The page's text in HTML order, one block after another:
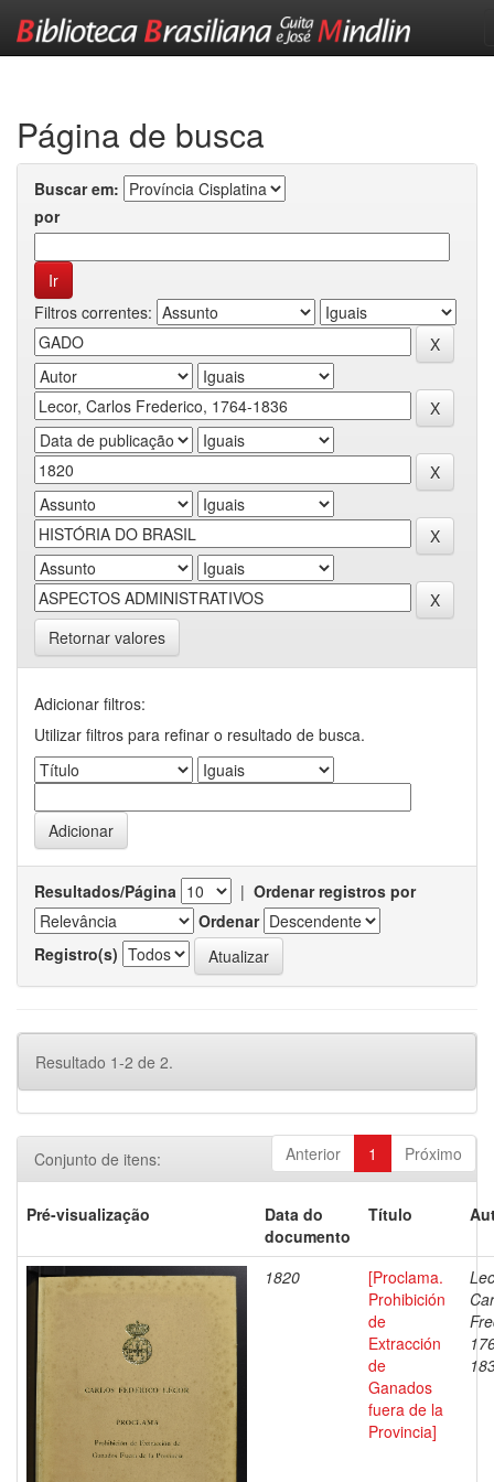
Página de busca
Buscar em:
por
Filtros correntes:
Retornar valores
Adicionar filtros:
Utilizar filtros para refinar o resultado de busca.
Resultados/Página | Ordenar registros por
Ordenar
Registro(s)
Resultado 1-2 de 2.
Anterior 1 Próximo
Conjunto de itens:
Pré-visualização
Data do
documento
Título
1820
[Proclama.
Prohibición
de
Extracción
de
Ganados
fuera de la
Provincia]